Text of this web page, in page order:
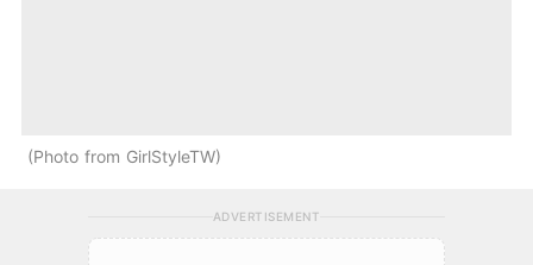
Photo from GirlStyleTW
ADVERTISEMENT